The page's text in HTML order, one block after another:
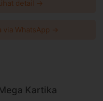
Lihat detail →
via WhatsApp →
Kartika